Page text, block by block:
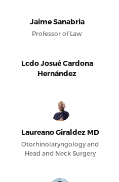
Jaime Sanabria
Professor of Law
Lcdo Josué Cardona
Hernández
Laureano Giraldez MD
Otorhinolaryngology and
Head and Neck Surgery